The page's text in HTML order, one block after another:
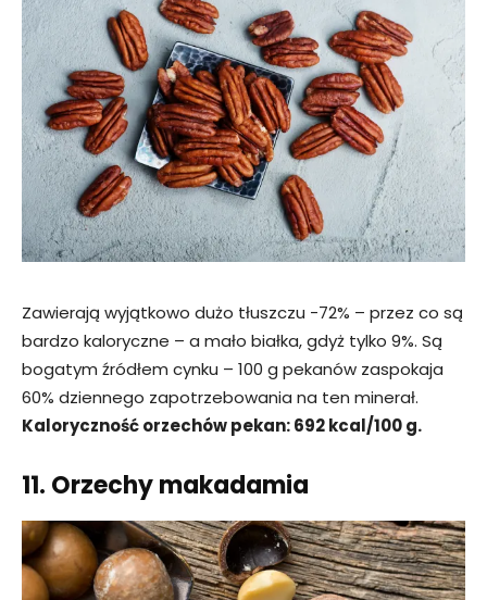
Zawierają wyjątkowo dużo tłuszczu -72% – przez co są
bardzo kaloryczne – a mało białka, gdyż tylko 9%. Są
bogatym źródłem cynku – 100 g pekanów zaspokaja
60% dziennego zapotrzebowania na ten minerał.
Kaloryczność orzechów pekan: 692 kcal/100 g.
11. Orzechy makadamia